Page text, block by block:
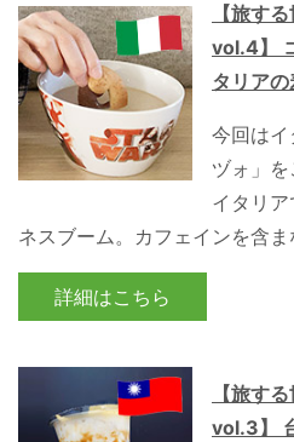
【旅す
vol.4】
タリアの
今回は
ヅォ」を
イタリ
ネスブーム。カフェインを含
詳細はこちら
【旅す
vol.3】